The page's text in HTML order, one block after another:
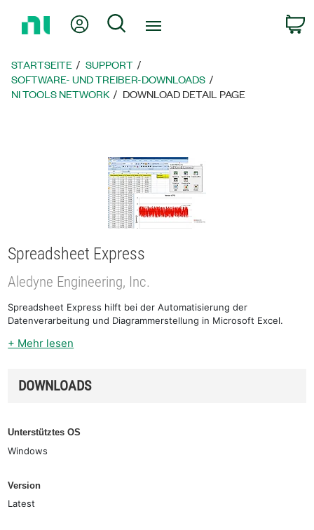
zur
Mein KontoSuche
STARTSEITE
SUPPORT
SOFTWARE- UND TREIBER-DOWNLOADS
NI TOOLS NETWORK
DOWNLOAD DETAIL PAGE
Spreadsheet Express
Aledyne Engineering, Inc.
Spreadsheet Express hilft bei der Automatisierung der
Datenverarbeitung und Diagrammerstellung in Microsoft Excel.
+ Mehr lesen
DOWNLOADS
Unterstütztes OS
Windows
Version
Latest